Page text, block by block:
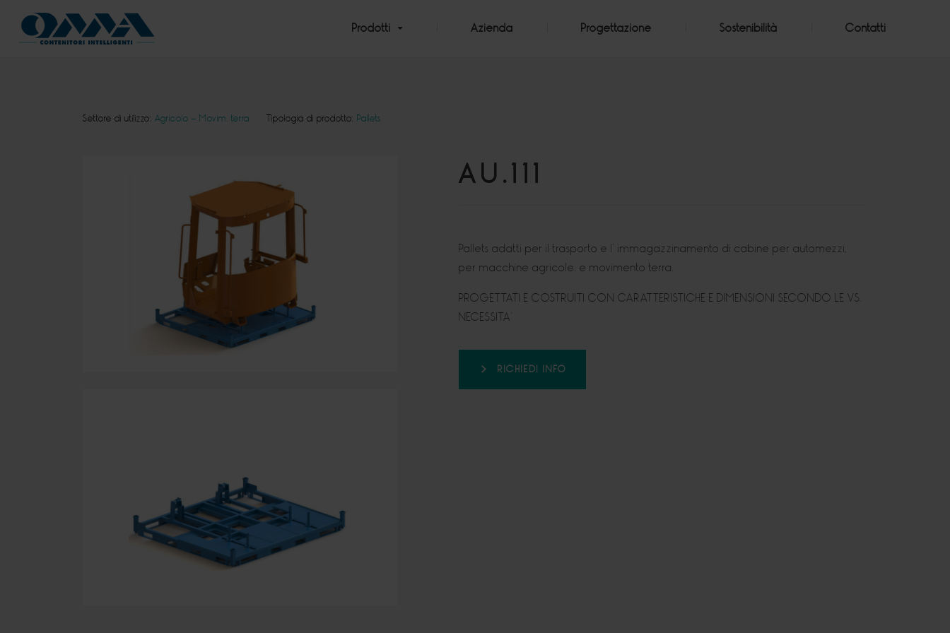
Prodotti Azienda Progettazione Sostenibilità Contatti
Settore di utilizzo: Agricolo - Movim. terra Tipologia di prodotto: Pallets
AU.111
Pallets adatti per il trasporto e l’ immagazzinamento di cabine per automezzi,
per macchine agricole, e movimento terra.
PROGETTATI E COSTRUITI CON CARATTERISTICHE E DIMENSIONI SECONDO LE VS.
NECESSITA’
RICHIEDI INFO